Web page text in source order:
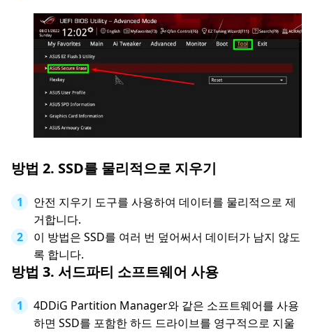
방법 2. SSD를 물리적으로 지우기
안전 지우기 도구를 사용하여 데이터를 물리적으로 제
거합니다.
이 방법은 SSD를 여러 번 덮어써서 데이터가 남지 않도
록 합니다.
방법 3. 서드파티 소프트웨어 사용
4DDiG Partition Manager와 같은 소프트웨어를 사용
하면 SSD를 포함한 하드 드라이브를 영구적으로 지울